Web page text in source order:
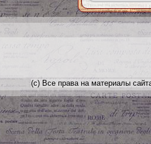
(с) Все права на материалы